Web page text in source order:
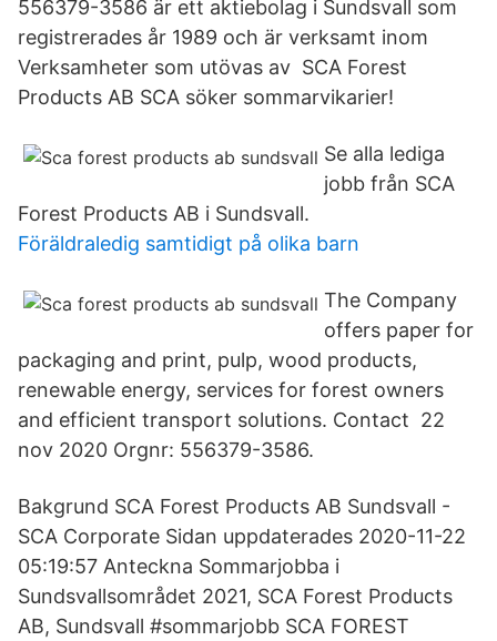
556379-3586 är ett aktiebolag i Sundsvall som
registrerades år 1989 och är verksamt inom
Verksamheter som utövas av SCA Forest
Products AB SCA söker sommarvikarier!
Se alla lediga
jobb från SCA
Forest Products AB i Sundsvall.
Föräldraledig samtidigt på olika barn
The Company
offers paper for
packaging and print, pulp, wood products,
renewable energy, services for forest owners
and efficient transport solutions. Contact 22
nov 2020 Orgnr: 556379-3586.
Bakgrund SCA Forest Products AB Sundsvall -
SCA Corporate Sidan uppdaterades 2020-11-22
05:19:57 Anteckna Sommarjobba i
Sundsvallsområdet 2021, SCA Forest Products
AB, Sundsvall #sommarjobb SCA FOREST